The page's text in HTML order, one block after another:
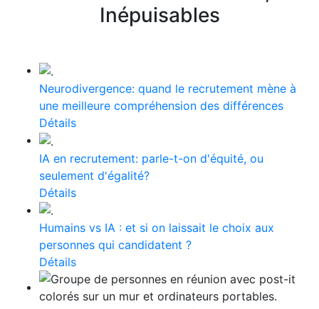
Inépuisables
Neurodivergence: quand le recrutement mène à
une meilleure compréhension des différences
Détails
IA en recrutement: parle-t-on d'équité, ou
seulement d'égalité?
Détails
Humains vs IA : et si on laissait le choix aux
personnes qui candidatent ?
Détails